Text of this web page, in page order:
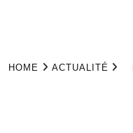
HOME ACTUALITÉ